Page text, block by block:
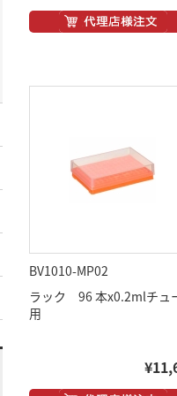
BV1010-MP02
ラック 96 本x0.2mlチュ
用